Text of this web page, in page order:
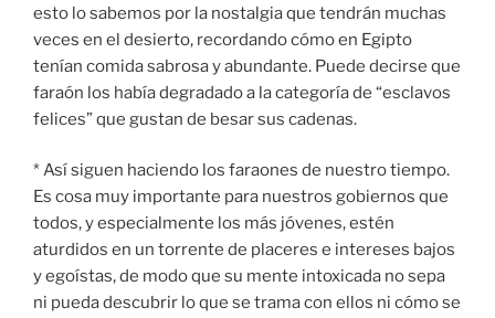
esto lo sabemos por la nostalgia que tendrán muchas
veces en el desierto, recordando cómo en Egipto
tenían comida sabrosa y abundante. Puede decirse que
faraón los había degradado a la categoría de “esclavos
felices” que gustan de besar sus cadenas.
* Así siguen haciendo los faraones de nuestro tiempo.
Es cosa muy importante para nuestros gobiernos que
todos, y especialmente los más jóvenes, estén
aturdidos en un torrente de placeres e intereses bajos
y egoístas, de modo que su mente intoxicada no sepa
ni pueda descubrir lo que se trama con ellos ni cómo se